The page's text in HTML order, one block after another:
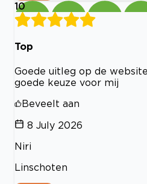
10
Top
Goede uitleg op de
goede keuze voor mij
Beveelt aan
8 July 2026
Niri
Linschoten